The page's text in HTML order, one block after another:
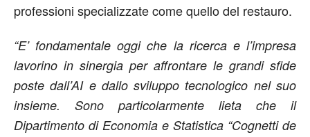
professioni specializzate come quello del restauro.
“E’ fondamentale oggi che la ricerca e l’impresa
lavorino in sinergia per affrontare le grandi sfide
poste dall’AI e dallo sviluppo tecnologico nel suo
insieme. Sono particolarmente lieta che il
Dipartimento di Economia e Statistica “Cognetti de